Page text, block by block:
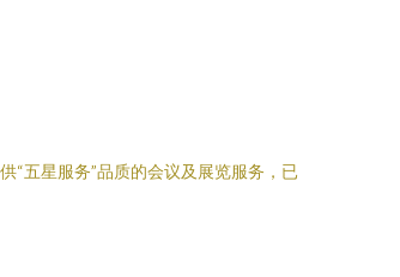
“五星服务”品质的会议及展览服务，已